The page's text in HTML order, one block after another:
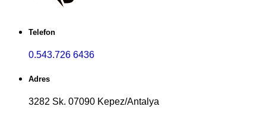
Telefon
0.543.726 6436
Adres
3282 Sk. 07090 Kepez/Antalya